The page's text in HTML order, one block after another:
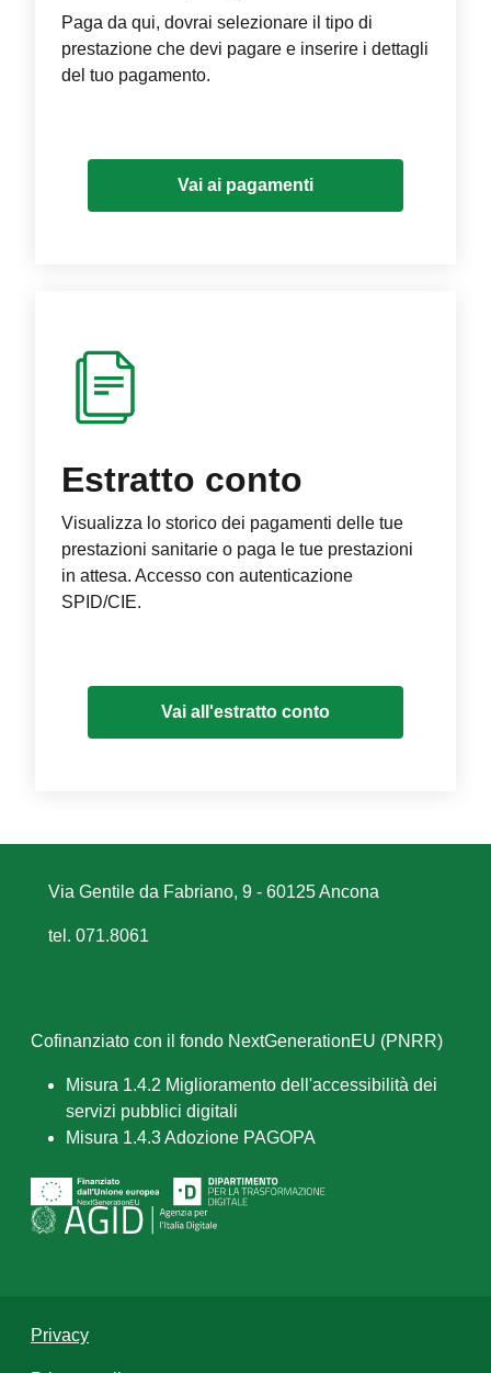
Paga da qui, dovrai selezionare il tipo di
prestazione che devi pagare e inserire i dettagli
del tuo pagamento.
Vai ai pagamenti
Estratto conto
Visualizza lo storico dei pagamenti delle tue
prestazioni sanitarie o paga le tue prestazioni
in attesa. Accesso con autenticazione
SPID/CIE.
Vai all'estratto conto
Via Gentile da Fabriano, 9 - 60125 Ancona
tel. 071.8061
Cofinanziato con il fondo NextGenerationEU (PNRR)
Misura 1.4.2 Miglioramento dell'accessibilità dei
servizi pubblici digitali
Misura 1.4.3 Adozione PAGOPA
Privacy